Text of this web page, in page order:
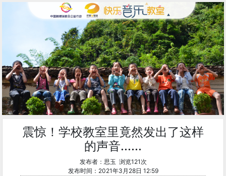
震惊！学校教室里竟然发出了这样
的声音......
发布者：思玉 浏览121次
发布时间：2021年3月28日 12:59